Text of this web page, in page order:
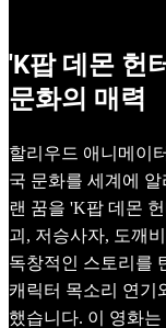
'K팝 데몬 헌
문화의 매력
할리우드 애니메이
국 문화를 세계에
랜 꿈을 'K팝 데몬
괴, 저승사자, 도깨
독창적인 스토리를
캐릭터 목소리 연기
했습니다. 이 영화